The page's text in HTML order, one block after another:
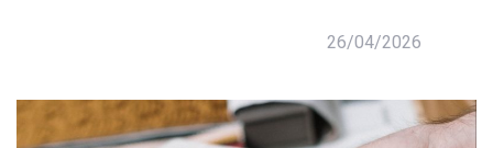
26/04/2026